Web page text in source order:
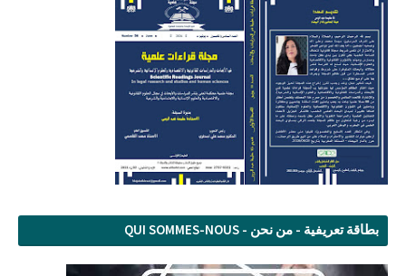
بطاقة تعريفية - من نحن - QUI SOMMES-NOUS